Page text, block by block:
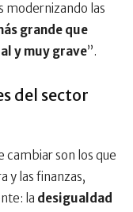
modernizando las
grande que
y muy grave”.
del sector
cambiar son los que
y las finanzas,
la desigualdad